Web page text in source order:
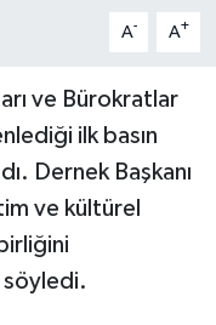
A- A+
ve Bürokratlar
ilk basın
Dernek Başkanı
ve kültürel